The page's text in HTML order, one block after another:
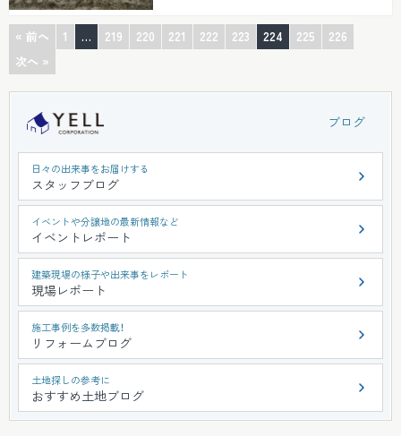
« 前へ 1 … 219 220 221 222 223 224 225
226
次へ »
ブログ
日々の出来事をお届けする
スタッフブログ
イベントや分譲地の最新情報など
イベントレポート
建築現場の様子や出来事をレポート
現場レポート
施工事例を多数掲載！
リフォームブログ
土地探しの参考に
おすすめ土地ブログ